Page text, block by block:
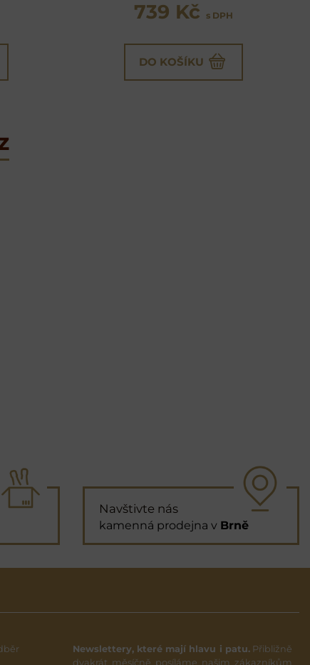
739 Kč s DPH
DO KOŠÍKU
Navštivte nás
kamenná prodejna v Brně
Newslettery, které mají hlavu i patu.Přibližně
dvakrát měsíčně posíláme našim zákazníkům